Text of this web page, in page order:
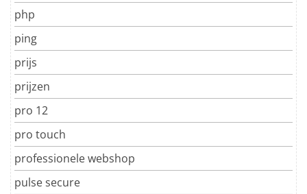
php
ping
prijs
prijzen
pro 12
pro touch
professionele webshop
pulse secure